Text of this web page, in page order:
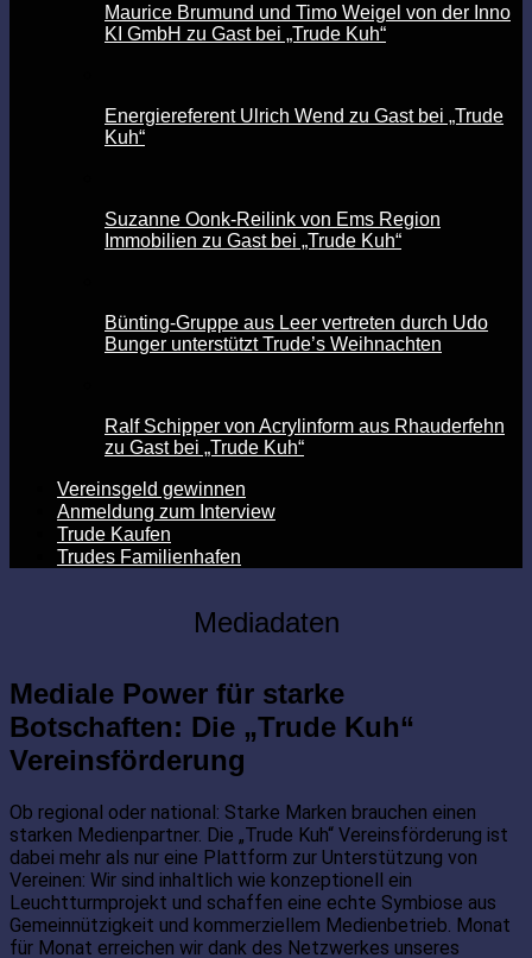
Maurice Brumund und Timo Weigel von der Inno
KI GmbH zu Gast bei „Trude Kuh“
Energiereferent Ulrich Wend zu Gast bei „Trude
Kuh“
Suzanne Oonk-Reilink von Ems Region
Immobilien zu Gast bei „Trude Kuh“
Bünting-Gruppe aus Leer vertreten durch Udo
Bunger unterstützt Trude’s Weihnachten
Ralf Schipper von Acrylinform aus Rhauderfehn
zu Gast bei „Trude Kuh“
Vereinsgeld gewinnen
Anmeldung zum Interview
Trude Kaufen
Trudes Familienhafen
Mediadaten
Mediale Power für starke
Botschaften: Die „Trude Kuh“
Vereinsförderung
Ob regional oder national: Starke Marken brauchen einen
starken Medienpartner. Die „Trude Kuh“ Vereinsförderung ist
dabei mehr als nur eine Plattform zur Unterstützung von
Vereinen: Wir sind inhaltlich wie konzeptionell ein
Leuchtturmprojekt und schaffen eine echte Symbiose aus
Gemeinnützigkeit und kommerziellem Medienbetrieb. Monat
für Monat erreichen wir dank des Netzwerkes unseres